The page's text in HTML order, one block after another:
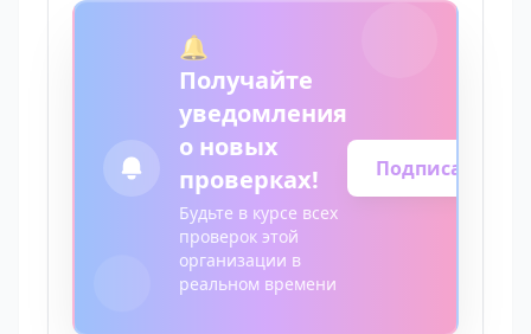
🔔
Получайте
уведомления
о новых
проверках!
Будьте в курсе всех
проверок этой
организации в
реальном времени
Подписаться